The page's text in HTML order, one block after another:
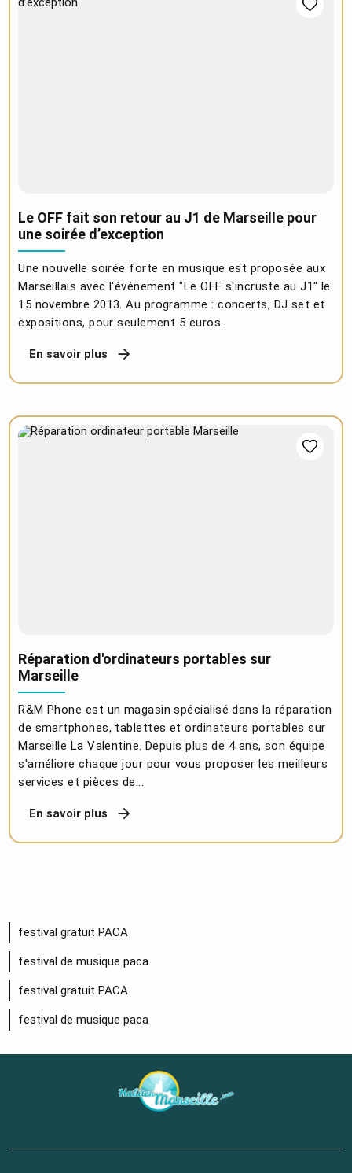
Le OFF fait son retour au J1 de Marseille pour
une soirée d’exception
Une nouvelle soirée forte en musique est proposée aux
Marseillais avec l'événement "Le OFF s'incruste au J1" le
15 novembre 2013. Au programme : concerts, DJ set et
expositions, pour seulement 5 euros.
En savoir plus
Réparation d'ordinateurs portables sur
Marseille
R&M Phone est un magasin spécialisé dans la réparation
de smartphones, tablettes et ordinateurs portables sur
Marseille La Valentine. Depuis plus de 4 ans, son équipe
s'améliore chaque jour pour vous proposer les meilleurs
services et pièces de...
En savoir plus
festival gratuit PACA
festival de musique paca
festival gratuit PACA
festival de musique paca